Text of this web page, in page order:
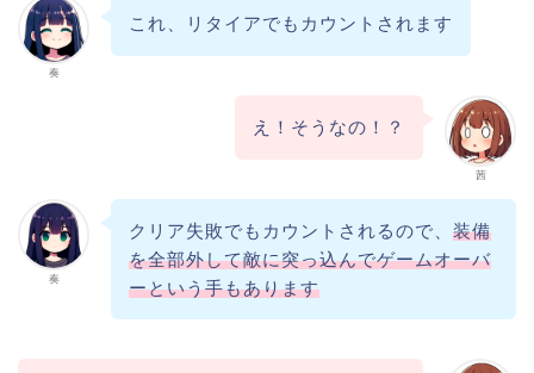
奏
これ、リタイアでもカウントされます
茜
え！そうなの！？
奏
クリア失敗でもカウントされるので、 装備
を全部外して敵に突っ込んでゲームオーバ
ーという手もあります